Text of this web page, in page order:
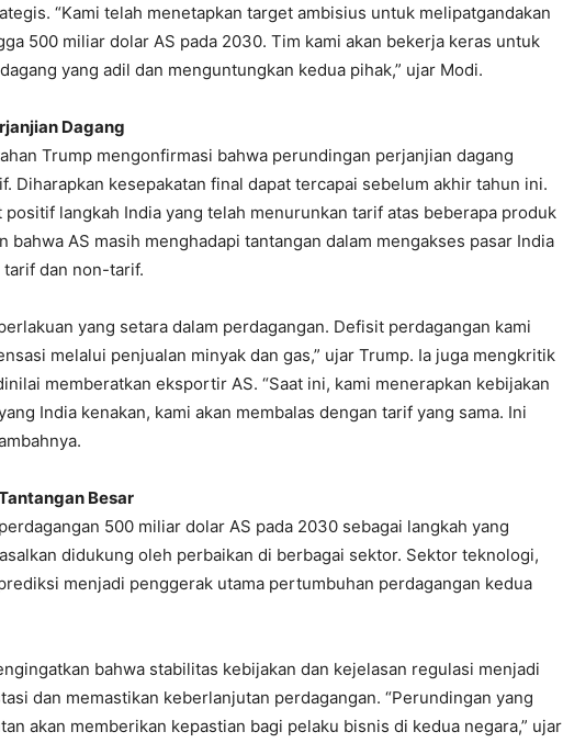
“Kami telah menetapkan target ambisius untuk melipatgandakan
500 miliar dolar AS pada 2030. Tim kami akan bekerja keras untuk
yang adil dan menguntungkan kedua pihak,” ujar Modi.
Dagang
Trump mengonfirmasi bahwa perundingan perjanjian dagang
Diharapkan kesepakatan final dapat tercapai sebelum akhir tahun ini.
langkah India yang telah menurunkan tarif atas beberapa produk
bahwa AS masih menghadapi tantangan dalam mengakses pasar India
dan non-tarif.
yang setara dalam perdagangan. Defisit perdagangan kami
melalui penjualan minyak dan gas,” ujar Trump. Ia juga mengkritik
memberatkan eksportir AS. “Saat ini, kami menerapkan kebijakan
India kenakan, kami akan membalas dengan tarif yang sama. Ini
Besar
500 miliar dolar AS pada 2030 sebagai langkah yang
didukung oleh perbaikan di berbagai sektor. Sektor teknologi,
menjadi penggerak utama pertumbuhan perdagangan kedua
bahwa stabilitas kebijakan dan kejelasan regulasi menjadi
dan memastikan keberlanjutan perdagangan. “Perundingan yang
akan memberikan kepastian bagi pelaku bisnis di kedua negara,” ujar